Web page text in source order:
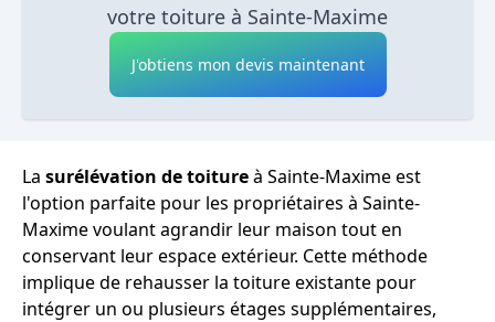
votre toiture à Sainte-Maxime
J'obtiens mon devis maintenant
La surélévation de toitureà Sainte-Maxime est
l'option parfaite pour les propriétaires à Sainte-
Maxime voulant agrandir leur maison tout en
conservant leur espace extérieur. Cette méthode
implique de rehausser la toiture existante pour
intégrer un ou plusieurs étages supplémentaires,